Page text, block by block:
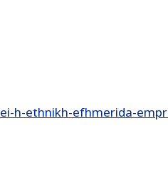
h-ethnikh-efhmerida-